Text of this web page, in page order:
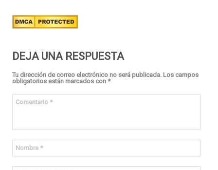
DEJA UNA RESPUESTA
Tu dirección de correo electrónico no será publicada. Los campos
obligatorios están marcados con *
Comentario *
Nombre *